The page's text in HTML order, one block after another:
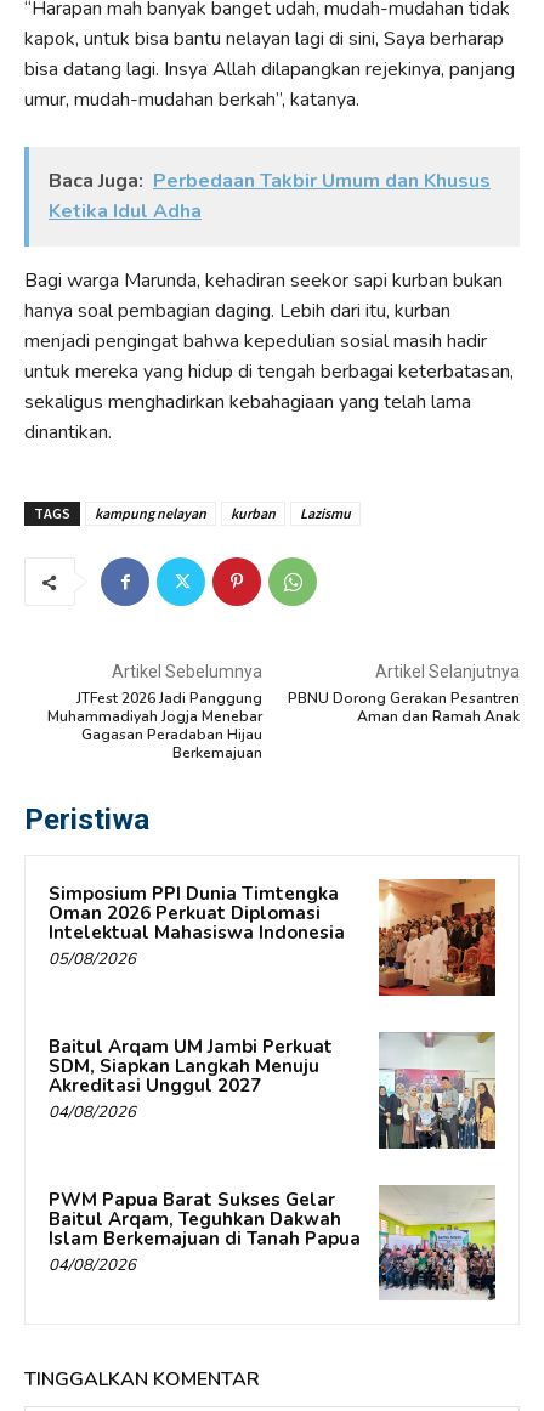
“Harapan mah banyak banget udah, mudah-mudahan tidak
kapok, untuk bisa bantu nelayan lagi di sini, Saya berharap
bisa datang lagi. Insya Allah dilapangkan rejekinya, panjang
umur, mudah-mudahan berkah”, katanya.
Baca Juga: Perbedaan Takbir Umum dan Khusus
Ketika Idul Adha
Bagi warga Marunda, kehadiran seekor sapi kurban bukan
hanya soal pembagian daging. Lebih dari itu, kurban
menjadi pengingat bahwa kepedulian sosial masih hadir
untuk mereka yang hidup di tengah berbagai keterbatasan,
sekaligus menghadirkan kebahagiaan yang telah lama
dinantikan.
TAGS kampung nelayan kurban Lazismu
Artikel Sebelumnya
JTFest 2026 Jadi Panggung
Muhammadiyah Jogja Menebar
Gagasan Peradaban Hijau
Berkemajuan
Artikel Selanjutnya
PBNU Dorong Gerakan Pesantren
Aman dan Ramah Anak
Peristiwa
Simposium PPI Dunia Timtengka
Oman 2026 Perkuat Diplomasi
Intelektual Mahasiswa Indonesia
05/08/2026
Baitul Arqam UM Jambi Perkuat
SDM, Siapkan Langkah Menuju
Akreditasi Unggul 2027
04/08/2026
PWM Papua Barat Sukses Gelar
Baitul Arqam, Teguhkan Dakwah
Islam Berkemajuan di Tanah Papua
04/08/2026
TINGGALKAN KOMENTAR